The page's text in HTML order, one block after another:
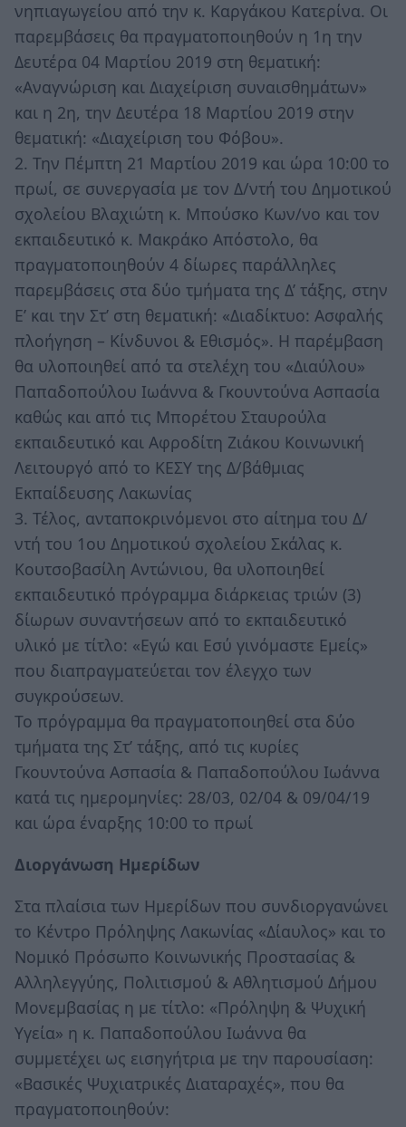
νηπιαγωγείου από την κ. Καργάκου Κατερίνα. Οι
παρεμβάσεις θα πραγματοποιηθούν η 1η την
Δευτέρα 04 Μαρτίου 2019 στη θεματική:
«Αναγνώριση και Διαχείριση συναισθημάτων»
και η 2η, την Δευτέρα 18 Μαρτίου 2019 στην
θεματική: «Διαχείριση του Φόβου».
2. Την Πέμπτη 21 Μαρτίου 2019 και ώρα 10:00 το
πρωί, σε συνεργασία με τον Δ/ντή του Δημοτικού
σχολείου Βλαχιώτη κ. Μπούσκο Κων/νο και τον
εκπαιδευτικό κ. Μακράκο Απόστολο, θα
πραγματοποιηθούν 4 δίωρες παράλληλες
παρεμβάσεις στα δύο τμήματα της Δ’ τάξης, στην
Ε’ και την Στ’ στη θεματική: «Διαδίκτυο: Ασφαλής
πλοήγηση – Κίνδυνοι & Εθισμός». Η παρέμβαση
θα υλοποιηθεί από τα στελέχη του «Διαύλου»
Παπαδοπούλου Ιωάννα & Γκουντούνα Ασπασία
καθώς και από τις Μπορέτου Σταυρούλα
εκπαιδευτικό και Αφροδίτη Zιάκου Κοινωνική
Λειτουργό από το ΚΕΣΥ της Δ/βάθμιας
Εκπαίδευσης Λακωνίας
3. Τέλος, ανταποκρινόμενοι στο αίτημα του Δ/
ντή του 1ου Δημοτικού σχολείου Σκάλας κ.
Κουτσοβασίλη Αντώνιου, θα υλοποιηθεί
εκπαιδευτικό πρόγραμμα διάρκειας τριών (3)
δίωρων συναντήσεων από το εκπαιδευτικό
υλικό με τίτλο: «Εγώ και Εσύ γινόμαστε Εμείς»
που διαπραγματεύεται τον έλεγχο των
συγκρούσεων.
Το πρόγραμμα θα πραγματοποιηθεί στα δύο
τμήματα της Στ’ τάξης, από τις κυρίες
Γκουντούνα Ασπασία & Παπαδοπούλου Ιωάννα
κατά τις ημερομηνίες: 28/03, 02/04 & 09/04/19
και ώρα έναρξης 10:00 το πρωί
Διοργάνωση Ημερίδων
Στα πλαίσια των Ημερίδων που συνδιοργανώνει
το Κέντρο Πρόληψης Λακωνίας «Δίαυλος» και το
Νομικό Πρόσωπο Κοινωνικής Προστασίας &
Αλληλεγγύης, Πολιτισμού & Αθλητισμού Δήμου
Μονεμβασίας η με τίτλο: «Πρόληψη & Ψυχική
Υγεία» η κ. Παπαδοπούλου Ιωάννα θα
συμμετέχει ως εισηγήτρια με την παρουσίαση:
«Βασικές Ψυχιατρικές Διαταραχές», που θα
πραγματοποιηθούν: